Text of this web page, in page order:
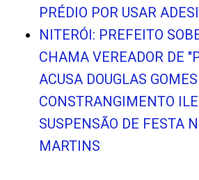
PRÉDIO POR USAR
NITERÓI: PREFEITO
CHAMA VEREADOR DE
ACUSA DOUGLAS
CONSTRANGIMENTO
SUSPENSÃO DE FESTA
MARTINS